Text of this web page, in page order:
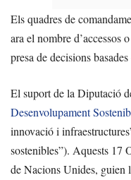
Els quadres de
ara el nombre d’accessos
presa de decisions
El suport de la Diputació
Desenvolupament
innovació i
sostenibles”). Aquests 17
de Nacions Unides, guien